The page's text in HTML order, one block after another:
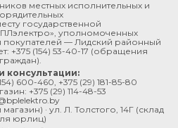
местных исполнительных и
государственной
уполномоченных
покупателей — Лидский районный
+375 (154) 53-40-17 (обращения
граждан).
консультации:
600-460 +375 (29) 181-85-80
+375 (29) 114-48-53
· ул. Л. Толстого, 14Г (склад
юрлиц)